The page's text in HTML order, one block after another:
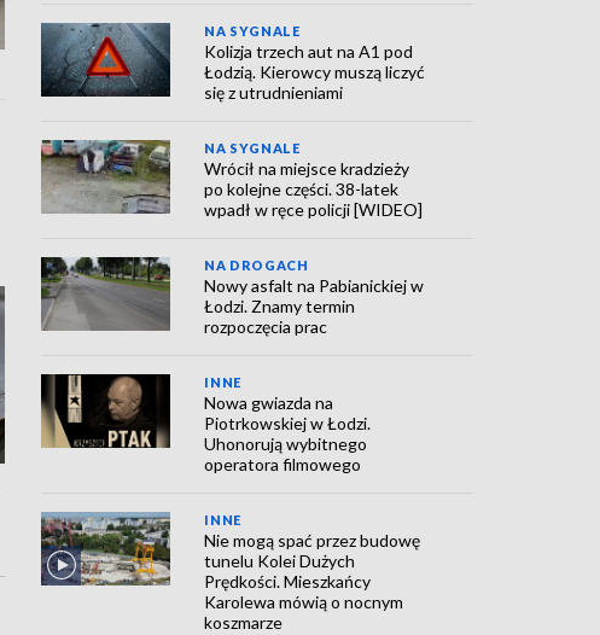
NA SYGNALE
Kolizja trzech aut na A1 pod
Łodzią. Kierowcy muszą liczyć
się z utrudnieniami
NA SYGNALE
Wrócił na miejsce kradzieży
po kolejne części. 38-latek
wpadł w ręce policji [WIDEO]
NA DROGACH
Nowy asfalt na Pabianickiej w
Łodzi. Znamy termin
rozpoczęcia prac
INNE
Nowa gwiazda na
Piotrkowskiej w Łodzi.
Uhonorują wybitnego
operatora filmowego
INNE
Nie mogą spać przez budowę
tunelu Kolei Dużych
Prędkości. Mieszkańcy
Karolewa mówią o nocnym
koszmarze